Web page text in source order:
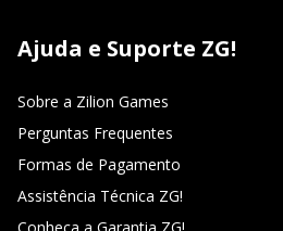
Ajuda e Suporte ZG!
Sobre a Zilion Games
Perguntas Frequentes
Formas de Pagamento
Assistência Técnica ZG!